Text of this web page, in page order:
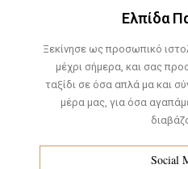
Ελπίδα
Ξεκίνησε ως προσωπικό
μέχρι σήμερα, και σας
ταξίδι σε όσα απλά μα και
μέρα μας, για όσα
Social